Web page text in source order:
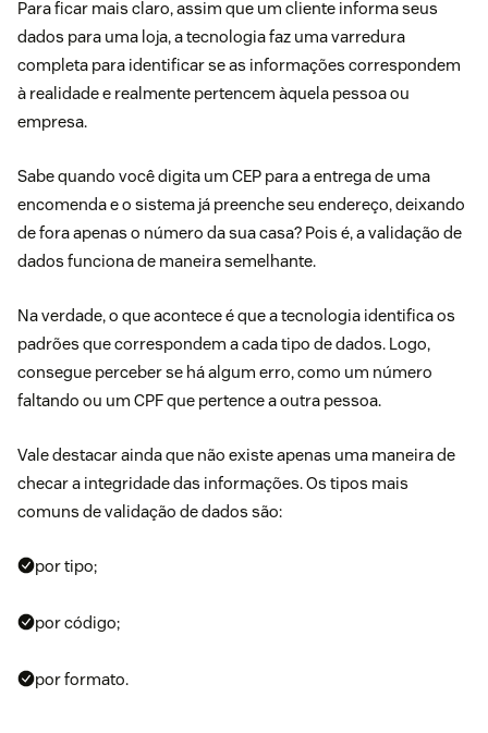
Para ficar mais claro, assim que um cliente informa seus
dados para uma loja, a tecnologia faz uma varredura
completa para identificar se as informações correspondem
à realidade e realmente pertencem àquela pessoa ou
empresa.
Sabe quando você digita um CEP para a entrega de uma
encomenda e o sistema já preenche seu endereço, deixando
de fora apenas o número da sua casa? Pois é, a validação de
dados funciona de maneira semelhante.
Na verdade, o que acontece é que a tecnologia identifica os
padrões que correspondem a cada tipo de dados. Logo,
consegue perceber se há algum erro, como um número
faltando ou um CPF que pertence a outra pessoa.
Vale destacar ainda que não existe apenas uma maneira de
checar a integridade das informações. Os tipos mais
comuns de validação de dados são:
por tipo;
por código;
por formato.